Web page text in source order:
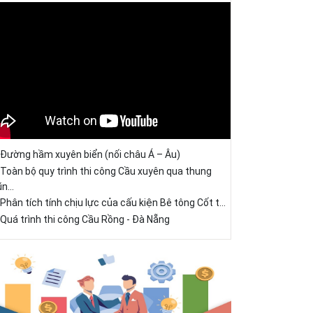
Đường hầm xuyên biển (nối châu Á – Âu)
Toàn bộ quy trình thi công Cầu xuyên qua thung
Phân tích tính chịu lực của cấu kiện Bê tông Cốt t...
Quá trình thi công Cầu Rồng - Đà Nẵng